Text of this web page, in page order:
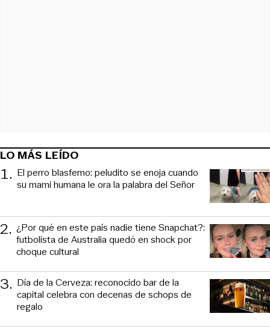
LO MÁS LEÍDO
1. El perro blasfemo: peludito se enoja cuando
su mami humana le ora la palabra del Señor
2. ¿Por qué en este país nadie tiene Snapchat?:
futbolista de Australia quedó en shock por
choque cultural
3. Día de la Cerveza: reconocido bar de la
capital celebra con decenas de schops de
regalo